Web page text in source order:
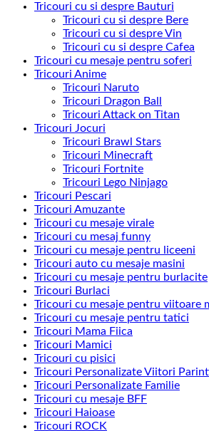
Tricouri cu si despre Bauturi
Tricouri cu si despre Bere
Tricouri cu si despre Vin
Tricouri cu si despre Cafea
Tricouri cu mesaje pentru soferi
Tricouri Anime
Tricouri Naruto
Tricouri Dragon Ball
Tricouri Attack on Titan
Tricouri Jocuri
Tricouri Brawl Stars
Tricouri Minecraft
Tricouri Fortnite
Tricouri Lego Ninjago
Tricouri Pescari
Tricouri Amuzante
Tricouri cu mesaje virale
Tricouri cu mesaj funny
Tricouri cu mesaje pentru liceeni
Tricouri auto cu mesaje masini
Tricouri cu mesaje pentru burlacite
Tricouri Burlaci
Tricouri cu mesaje pentru viitoare
Tricouri cu mesaje pentru tatici
Tricouri Mama Fiica
Tricouri Mamici
Tricouri cu pisici
Tricouri Personalizate Viitori
Tricouri Personalizate Familie
Tricouri cu mesaje BFF
Tricouri Haioase
Tricouri ROCK